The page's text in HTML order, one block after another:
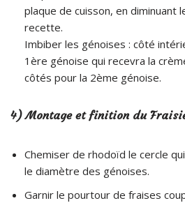
plaque de cuisson, en diminuant
recette.
Imbiber les génoises : côté
1ère génoise qui recevra la
côtés pour la 2ème génoise.
4) Montage et finition du
Chemiser de rhodoïd le cercle
le diamètre des génoises.
Garnir le pourtour de fraises